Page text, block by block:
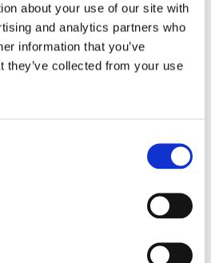
about your use of our site with
and analytics partners who
information that you’ve
they’ve collected from your use
LA CHAMBRE